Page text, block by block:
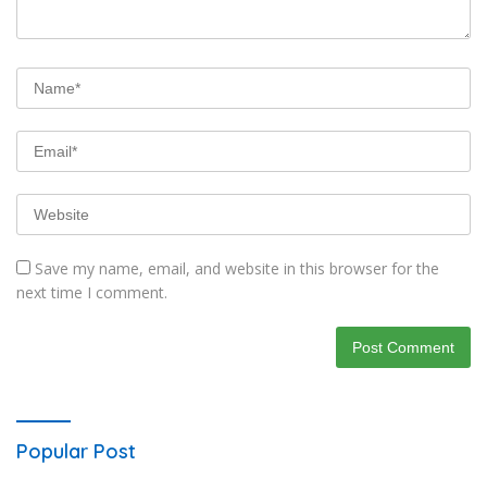
Save my name, email, and website in this browser for the
next time I comment.
Popular Post